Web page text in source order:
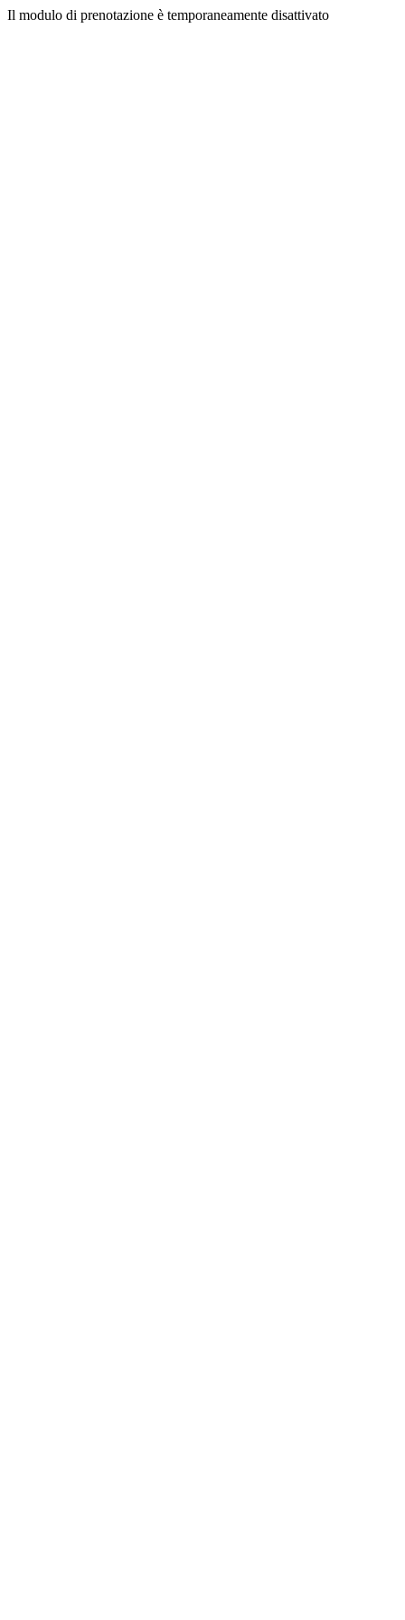
Il modulo di prenotazione è temporaneamente disattivato